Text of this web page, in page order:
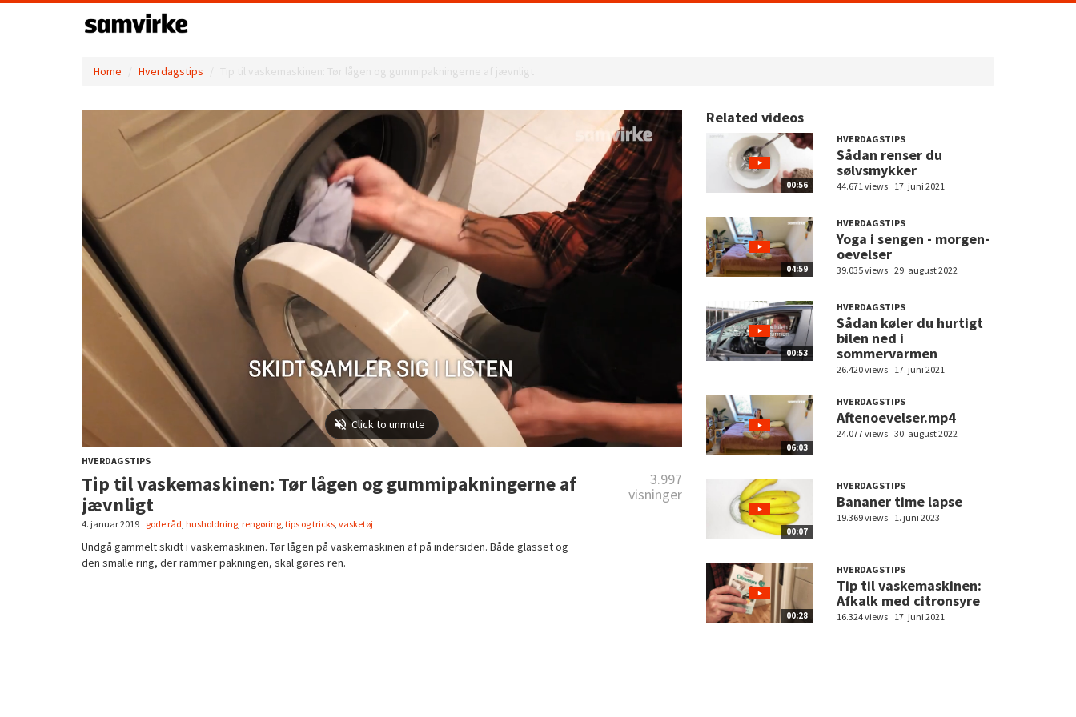
Home Hverdagstips Tip til vaskemaskinen: Tør lågen og gummipakningerne af jævnligt
HVERDAGSTIPS
Tip til vaskemaskinen: Tør lågen og gummipakningerne af
jævnligt
3.997
visninger
4. januar 2019 gode råd husholdning rengøring tips og tricks vasketøj
Undgå gammelt skidt i vaskemaskinen. Tør lågen på vaskemaskinen af på indersiden. Både glasset og
den smalle ring, der rammer pakningen, skal gøres ren.
Related videos
00:56
HVERDAGSTIPS
Sådan renser du
sølvsmykker
44.671 views 17. juni 2021
04:59
HVERDAGSTIPS
Yoga i sengen - morgen-
oevelser
39.035 views 29. august 2022
00:53
HVERDAGSTIPS
Sådan køler du hurtigt
bilen ned i
sommervarmen
26.420 views 17. juni 2021
06:03
HVERDAGSTIPS
Aftenoevelser.mp4
24.077 views 30. august 2022
00:07
HVERDAGSTIPS
Bananer time lapse
19.369 views 1. juni 2023
00:28
HVERDAGSTIPS
Tip til vaskemaskinen:
Afkalk med citronsyre
16.324 views 17. juni 2021